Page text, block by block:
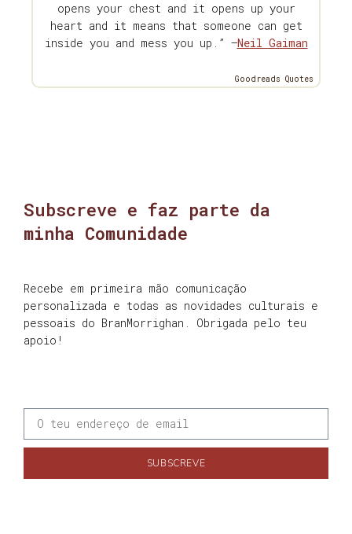
opens your chest and it opens up your
heart and it means that someone can get
inside you and mess you up.” —Neil Gaiman
Goodreads Quotes
Subscreve e faz parte da
minha Comunidade
Recebe em primeira mão comunicação
personalizada e todas as novidades culturais e
pessoais do BranMorrighan. Obrigada pelo teu
apoio!
SUBSCREVE